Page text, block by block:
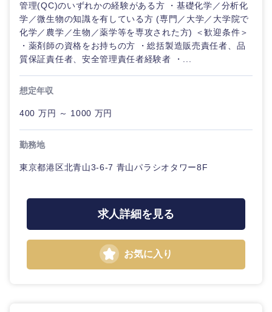
管理(QC)のいずれかの経験がある方 ・基礎化学／分析化
学／微生物の知識を有している方 (専門／大学／大学院で
化学／農学／生物／薬学等を専攻された方) ＜歓迎条件＞
・薬剤師の資格をお持ちの方 ・総括製造販売責任者、品
質保証責任者、安全管理責任者経験者 ・...
想定年収
400 万円 ～ 1000 万円
勤務地
東京都港区北青山3-6-7 青山パラシオタワー8F
求人詳細を見る
お気に入り